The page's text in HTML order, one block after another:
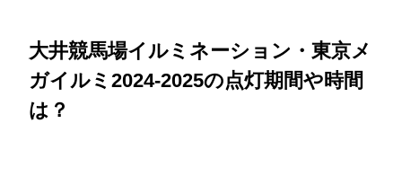
大井競馬場イルミネーション・東京メ
ガイルミ2024-2025の点灯期間や時間
は？